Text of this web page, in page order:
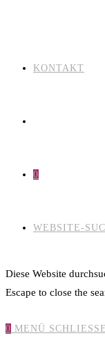
KONTAKT
0
WEBSITE-
Diese Website
Escape to close the
0 MENÜ SCHLIESSEN